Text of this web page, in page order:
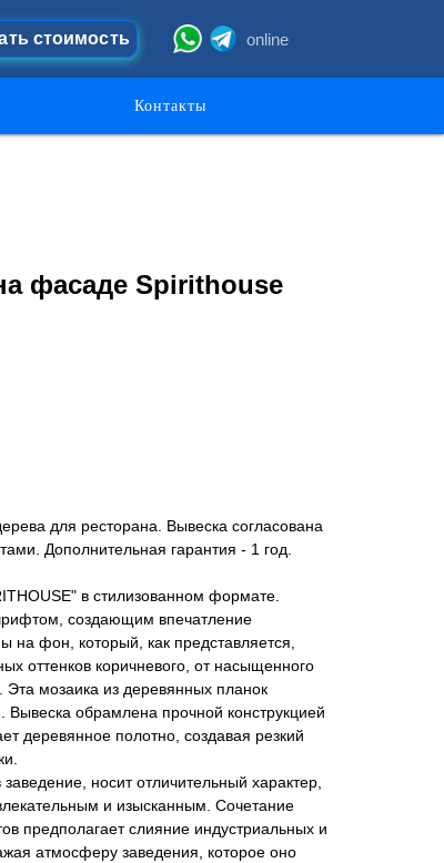
online
стоимость
Контакты
фасаде Spirithouse
для ресторана. Вывеска согласована
Дополнительная гарантия - 1 год.
в стилизованном формате.
создающим впечатление
на фон, который, как представляется,
оттенков коричневого, от насыщенного
Эта мозаика из деревянных планок
обрамлена прочной конструкцией
деревянное полотно, создавая резкий
носит отличительный характер,
и изысканным. Сочетание
предполагает слияние индустриальных и
атмосферу заведения, которое оно